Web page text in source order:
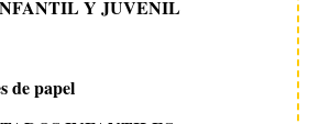
Y JUVENIL
de papel